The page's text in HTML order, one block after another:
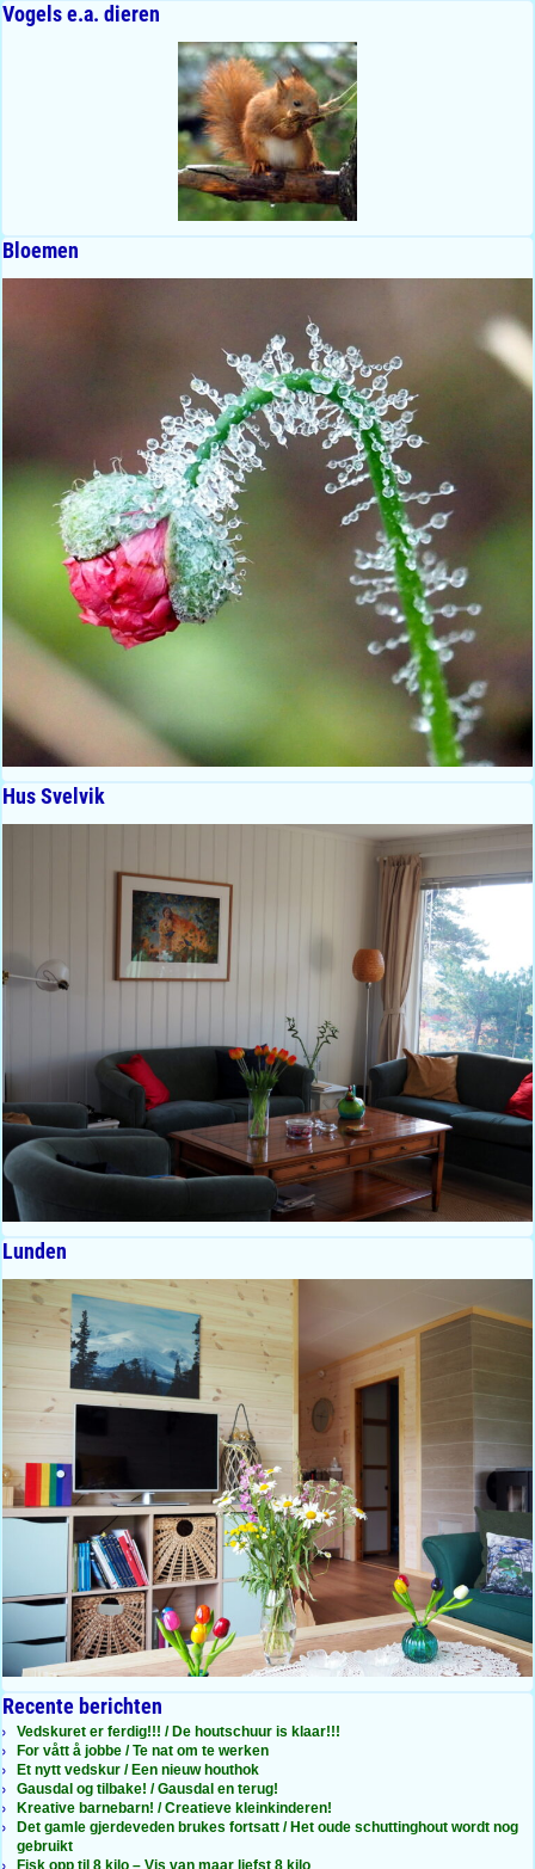
Vogels e.a. dieren
Bloemen
Hus Svelvik
Lunden
Recente berichten
Vedskuret er ferdig!!! / De houtschuur is klaar!!!
For vått å jobbe / Te nat om te werken
Et nytt vedskur / Een nieuw houthok
Gausdal og tilbake! / Gausdal en terug!
Kreative barnebarn! / Creatieve kleinkinderen!
Det gamle gjerdeveden brukes fortsatt / Het oude schuttinghout wordt nog
gebruikt
Fisk opp til 8 kilo – Vis van maar liefst 8 kilo